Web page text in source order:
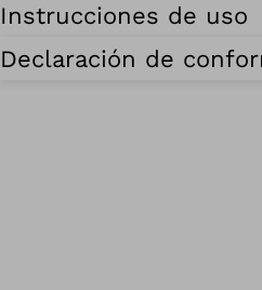
Instrucciones de uso
Declaración de